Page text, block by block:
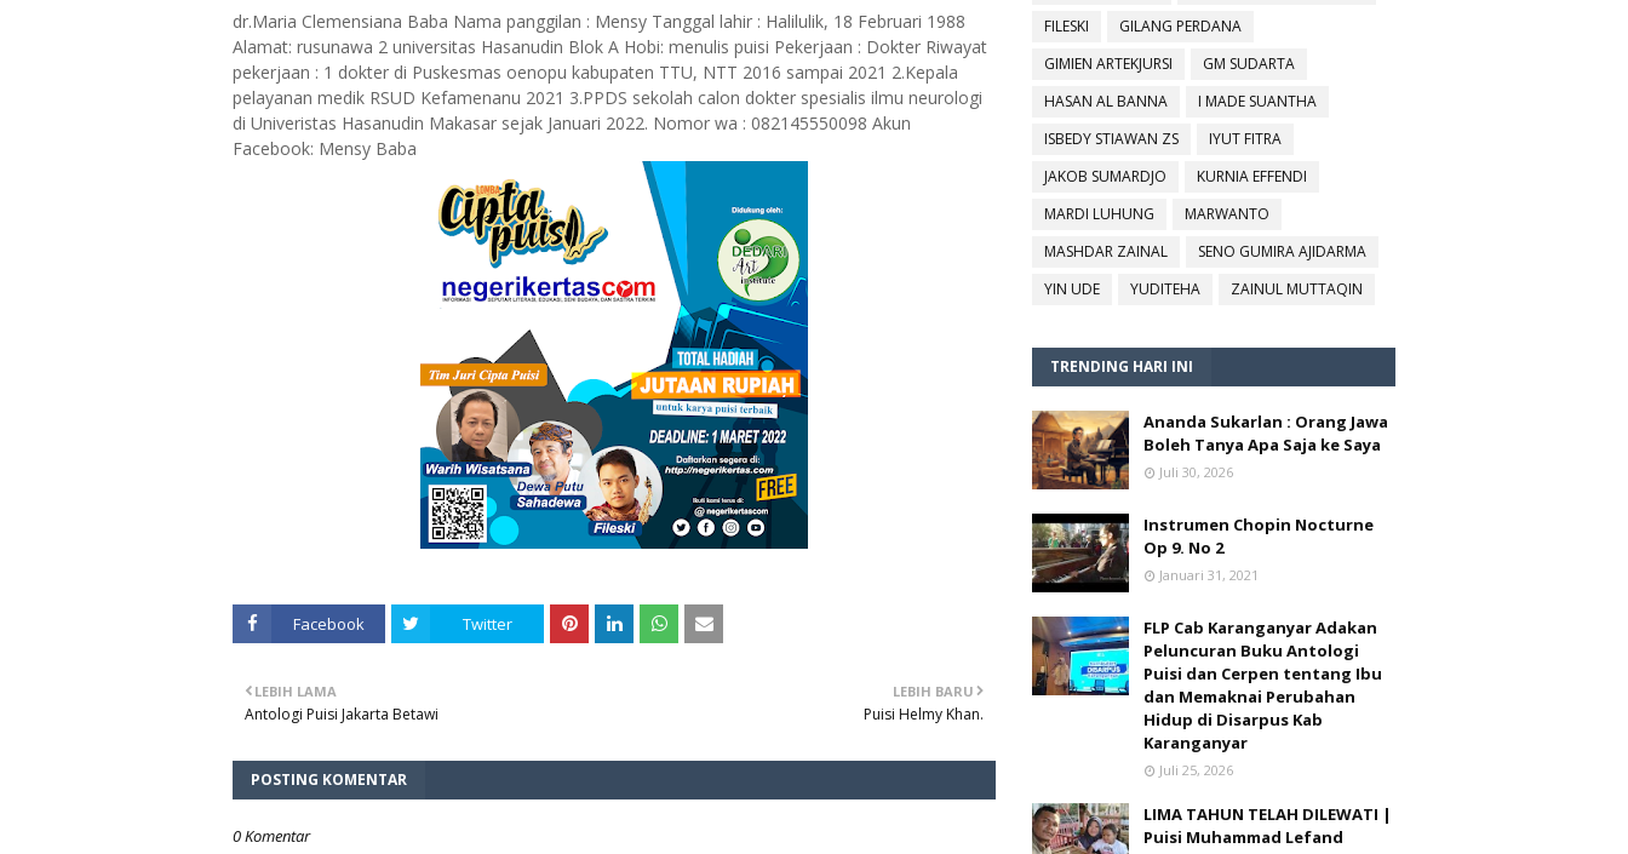
dr.Maria Clemensiana Baba Nama panggilan : Mensy Tanggal lahir : Halilulik, 18 Februari 1988
Alamat: rusunawa 2 universitas Hasanudin Blok A Hobi: menulis puisi Pekerjaan : Dokter Riwayat
pekerjaan : 1 dokter di Puskesmas oenopu kabupaten TTU, NTT 2016 sampai 2021 2.Kepala
pelayanan medik RSUD Kefamenanu 2021 3.PPDS sekolah calon dokter spesialis ilmu neurologi
di Univeristas Hasanudin Makasar sejak Januari 2022. Nomor wa : 082145550098 Akun
Facebook: Mensy Baba
Facebook Twitter
LEBIH BARU
Puisi Helmy Khan.
LEBIH LAMA
Antologi Puisi Jakarta Betawi
POSTING KOMENTAR
0 Komentar
FILESKI
GILANG PERDANA
GIMIEN ARTEKJURSI
GM SUDARTA
HASAN AL BANNA
I MADE SUANTHA
ISBEDY STIAWAN ZS
IYUT FITRA
JAKOB SUMARDJO
KURNIA EFFENDI
MARDI LUHUNG
MARWANTO
MASHDAR ZAINAL
SENO GUMIRA AJIDARMA
YIN UDE
YUDITEHA ZAINUL MUTTAQIN
TRENDING HARI INI
Ananda Sukarlan : Orang Jawa
Boleh Tanya Apa Saja ke Saya
Juli 30, 2026
Instrumen Chopin Nocturne
Op 9. No 2
Januari 31, 2021
FLP Cab Karanganyar Adakan
Peluncuran Buku Antologi
Puisi dan Cerpen tentang Ibu
dan Memaknai Perubahan
Hidup di Disarpus Kab
Karanganyar
Juli 25, 2026
LIMA TAHUN TELAH DILEWATI |
Puisi Muhammad Lefand